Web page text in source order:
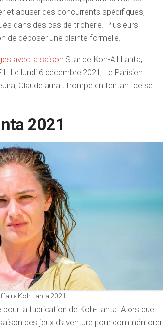
et abuser des concurrents spécifiques,
dans des cas de tricherie. Plusieurs
de déposer une plainte formelle.
avec la saison Star de Koh-All Lanta,
Le lundi 6 décembre 2021, Le Parisien
Claude aurait trompé en tentant de se
2021
Koh Lanta 2021
la fabrication de Koh-Lanta. Alors que
des jeux d’aventure pour commémorer